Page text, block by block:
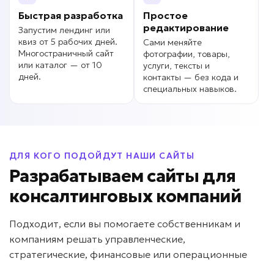
Быстрая разработка
Запустим лендинг или
квиз от 5 рабочих дней.
Многостраничный сайт
или каталог — от 10
дней.
Простое
редактирование
Сами меняйте
фотографии, товары,
услуги, тексты и
контакты — без кода и
специальных навыков.
ДЛЯ КОГО ПОДОЙДУТ НАШИ САЙТЫ
Разрабатываем сайты для
консалтинговых компаний
Подходит, если вы помогаете собственникам и
компаниям решать управленческие,
стратегические, финансовые или операционные